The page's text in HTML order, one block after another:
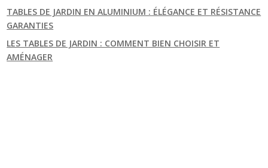
TABLES DE JARDIN EN ALUMINIUM : ÉLÉGANCE ET RÉSISTANCE
GARANTIES
LES TABLES DE JARDIN : COMMENT BIEN CHOISIR ET
AMÉNAGER